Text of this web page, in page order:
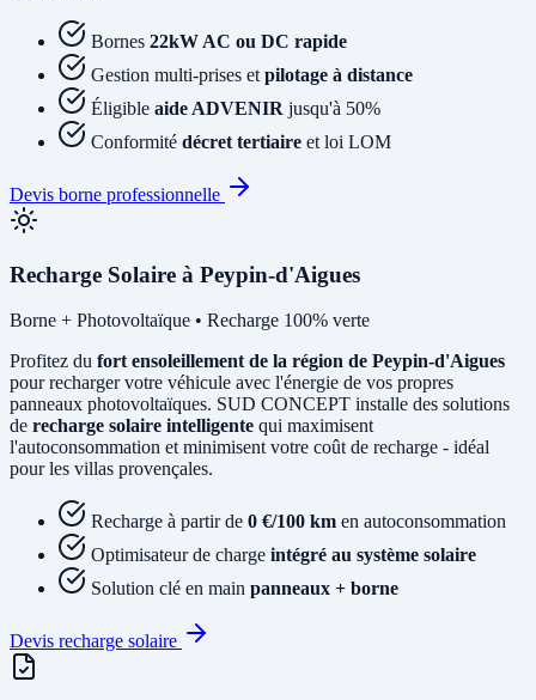
Bornes 22kW AC ou DC rapide
Gestion multi-prises et pilotage à distance
Éligible aide ADVENIR jusqu'à 50%
Conformité décret tertiaire et loi LOM
Devis borne professionnelle
Recharge Solaire à Peypin-d'Aigues
Borne + Photovoltaïque • Recharge 100% verte
Profitez du fort ensoleillement de la région de Peypin-d'Aigues
pour recharger votre véhicule avec l'énergie de vos propres
panneaux photovoltaïques. SUD CONCEPT installe des solutions
de recharge solaire intelligente qui maximisent
l'autoconsommation et minimisent votre coût de recharge - idéal
pour les villas provençales.
Recharge à partir de 0 €/100 km en autoconsommation
Optimisateur de charge intégré au système solaire
Solution clé en main panneaux + borne
Devis recharge solaire